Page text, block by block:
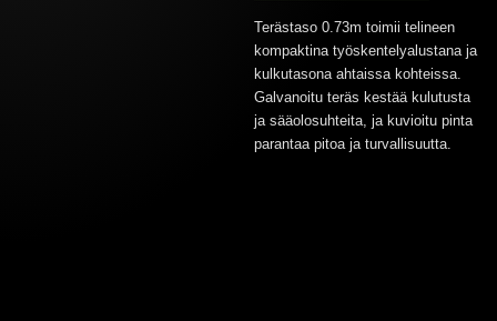
Terästaso 0.73m toimii telineen
kompaktina työskentelyalustana ja
kulkutasona ahtaissa kohteissa.
Galvanoitu teräs kestää kulutusta
ja sääolosuhteita, ja kuvioitu pinta
parantaa pitoa ja turvallisuutta.